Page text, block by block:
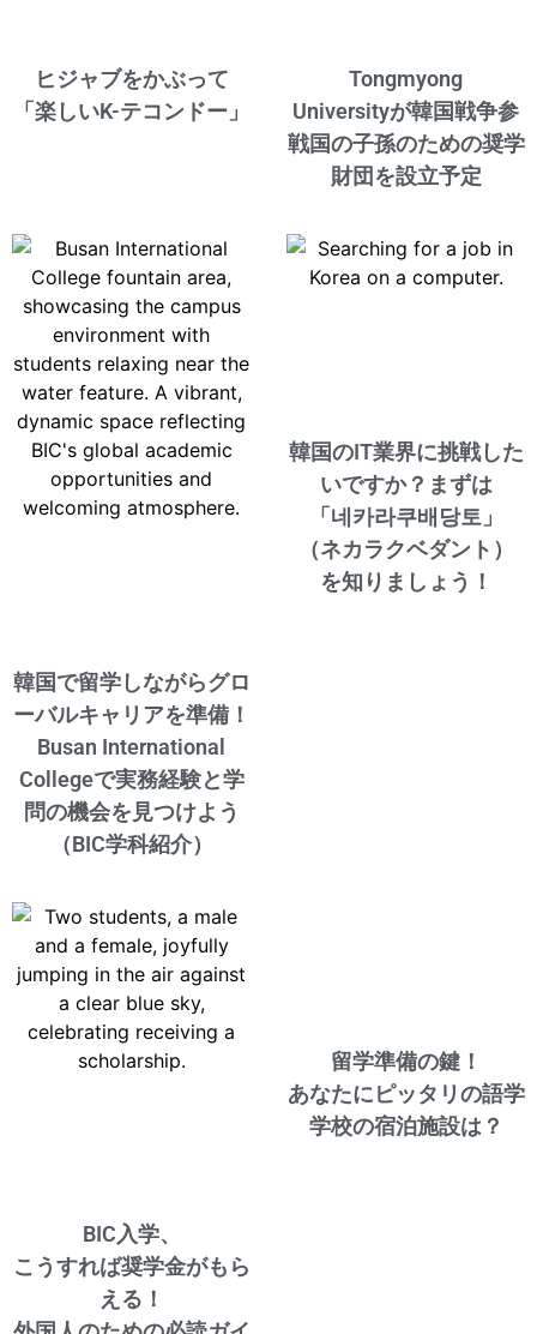
ヒジャブをかぶって
「楽しいK-テコンドー」
Tongmyong
Universityが韓国戦争参
戦国の子孫のための奨学
財団を設立予定
韓国で留学しながらグロ
ーバルキャリアを準備！
Busan International
Collegeで実務経験と学
問の機会を見つけよう
（BIC学科紹介）
韓国のIT業界に挑戦した
いですか？まずは
「네카라쿠배당토」
（ネカラクベダント）
を知りましょう！
BIC入学、
こうすれば奨学金がもら
える！
留学準備の鍵！
あなたにピッタリの語学
学校の宿泊施設は？